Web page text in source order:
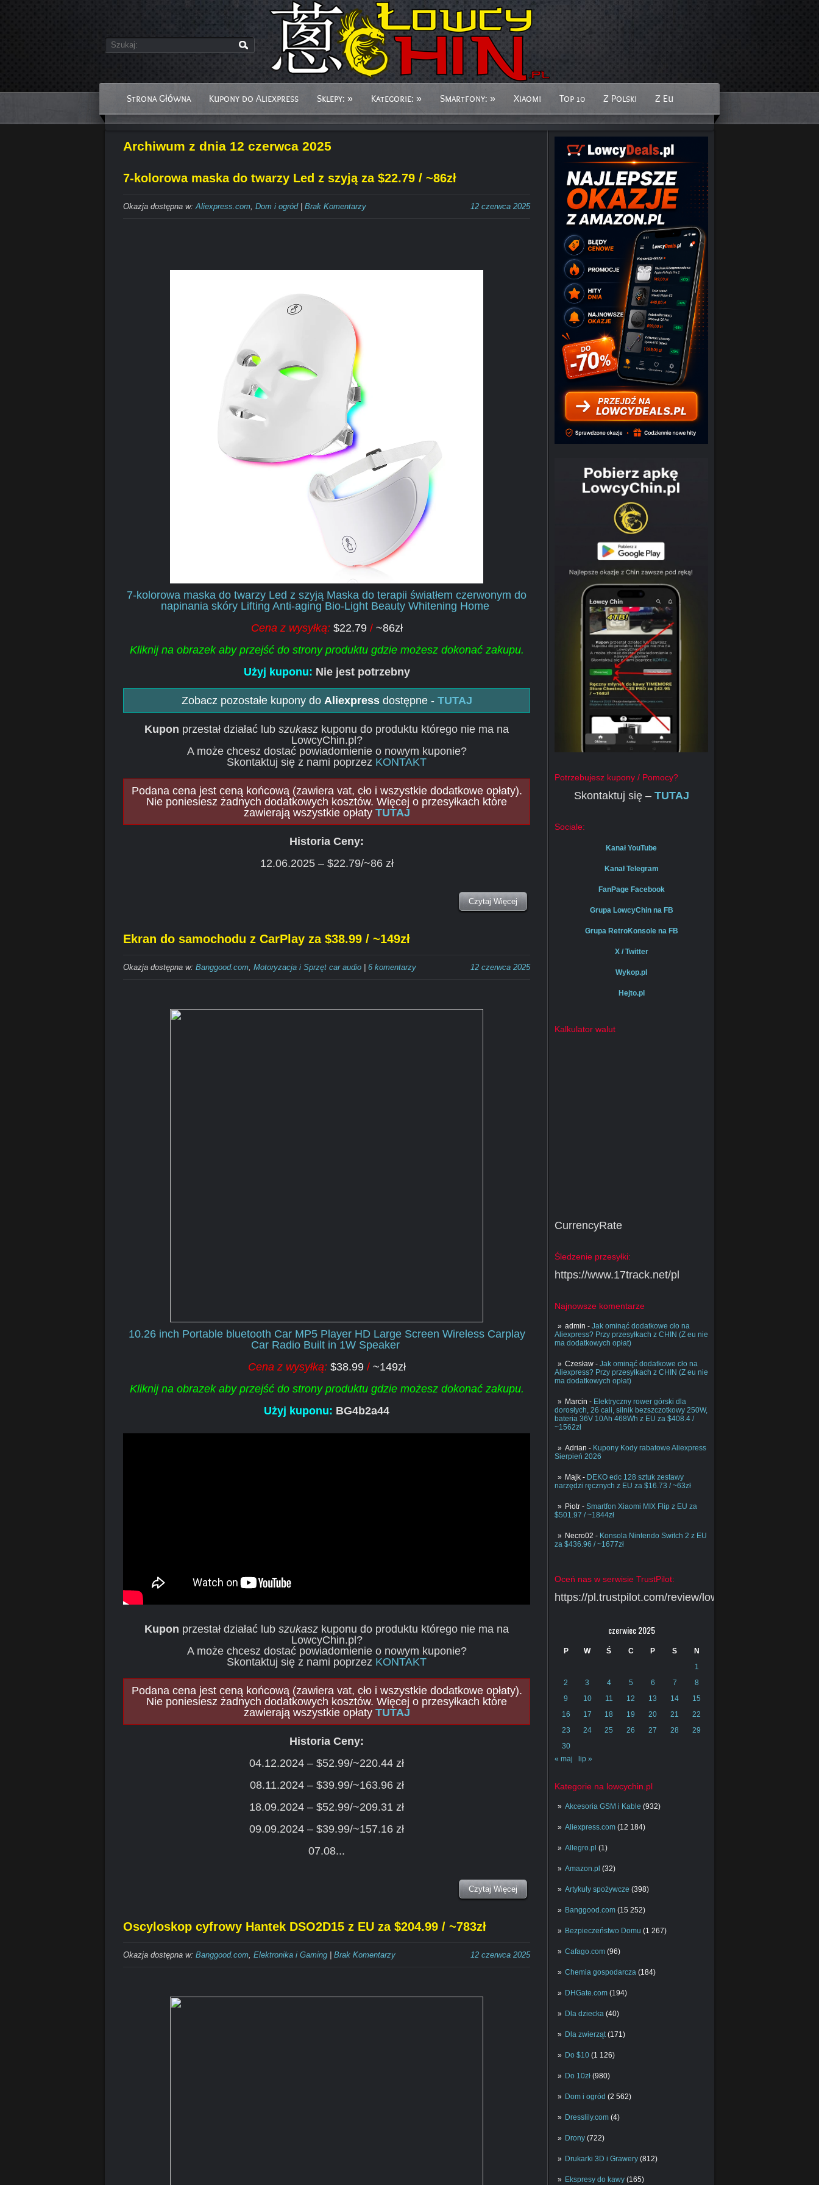
Strona Główna Kupony do Aliexpress Sklepy: » Kategorie: » Smartfony: » Xiaomi Top 10 Z Polski Z Eu
Potrzebujesz kupony / Pomocy?
Skontaktuj się – TUTAJ
Sociale:
Kanał YouTube
Kanał Telegram
FanPage Facebook
Grupa LowcyChin na FB
Grupa RetroKonsole na FB
X / Twitter
Wykop.pl
Hejto.pl
Kalkulator walut
CurrencyRate
Śledzenie przesyłki:
https://www.17track.net/pl
Najnowsze komentarze
admin - Jak ominąć dodatkowe cło na
Aliexpress? Przy przesyłkach z CHIN (Z eu nie
ma dodatkowych opłat)
Czesław - Jak ominąć dodatkowe cło na
Aliexpress? Przy przesyłkach z CHIN (Z eu nie
ma dodatkowych opłat)
Marcin - Elektryczny rower górski dla
dorosłych, 26 cali, silnik bezszczotkowy 250W,
bateria 36V 10Ah 468Wh z EU za $408.4 /
~1562zł
Adrian - Kupony Kody rabatowe Aliexpress
Sierpień 2026
Majk - DEKO edc 128 sztuk zestawy
narzędzi ręcznych z EU za $16.73 / ~63zł
Piotr - Smartfon Xiaomi MIX Flip z EU za
$501.97 / ~1844zł
Necro02 - Konsola Nintendo Switch 2 z EU
za $436.96 / ~1677zł
Oceń nas w serwisie TrustPilot:
https://pl.trustpilot.com/review/lowcychin.pl
czerwiec 2025
P W Ś C P S
N
1
2
3 4 5 6 7
8
9
10 11 12 13 14
15
16
17 18 19 20 21
22
23
24 25 26 27 28
29
30
« maj
lip »
Kategorie na lowcychin.pl
Akcesoria GSM i Kable (932)
Aliexpress.com (12 184)
Allegro.pl (1)
Amazon.pl (32)
Artykuły spożywcze (398)
Banggood.com (15 252)
Bezpieczeństwo Domu (1 267)
Cafago.com (96)
Chemia gospodarcza (184)
DHGate.com (194)
Dla dziecka (40)
Dla zwierząt(171)
Do $10 (1 126)
Do 10zł (980)
Dom i ogród (2 562)
Dresslily.com (4)
Drony (722)
Drukarki 3D i Grawery (812)
Ekspresy do kawy (165)
Archiwum z dnia 12 czerwca 2025
7-kolorowa maska do twarzy Led z szyją za $22.79 / ~86zł
12 czerwca 2025
Okazja dostępna w:Aliexpress.com, Dom i ogród| Brak Komentarzy
7-kolorowa maska do twarzy Led z szyją Maska do terapii światłem czerwonym do
napinania skóry Lifting Anti-aging Bio-Light Beauty Whitening Home
Cena z wysyłką: $22.79 / ~86zł
Kliknij na obrazek aby przejść do strony produktu gdzie możesz dokonać zakupu.
Użyj kuponu: Nie jest potrzebny
Zobacz pozostałe kupony do Aliexpressdostępne - TUTAJ
Kupon przestał działać lub szukasz kuponu do produktu którego nie ma na
LowcyChin.pl?
A może chcesz dostać powiadomienie o nowym kuponie?
Skontaktuj się z nami poprzez KONTAKT
Podana cena jest ceną końcową (zawiera vat, cło i wszystkie dodatkowe opłaty).
Nie poniesiesz żadnych dodatkowych kosztów. Więcej o przesyłkach które
zawierają wszystkie opłaty TUTAJ
Historia Ceny:
12.06.2025 – $22.79/~86 zł
Czytaj Więcej
Ekran do samochodu z CarPlay za $38.99 / ~149zł
12 czerwca 2025
Okazja dostępna w: Banggood.com, Motoryzacja i Sprzęt car audio 6 komentarzy
10.26 inch Portable bluetooth Car MP5 Player HD Large Screen Wireless Carplay
Car Radio Built in 1W Speaker
Cena z wysyłką: $38.99 / ~149zł
Kliknij na obrazek aby przejść do strony produktu gdzie możesz dokonać zakupu.
Użyj kuponu: BG4b2a44
Kupon przestał działać lub szukasz kuponu do produktu którego nie ma na
LowcyChin.pl?
A może chcesz dostać powiadomienie o nowym kuponie?
Skontaktuj się z nami poprzez KONTAKT
Podana cena jest ceną końcową (zawiera vat, cło i wszystkie dodatkowe opłaty).
Nie poniesiesz żadnych dodatkowych kosztów. Więcej o przesyłkach które
zawierają wszystkie opłaty TUTAJ
Historia Ceny:
04.12.2024 – $52.99/~220.44 zł
08.11.2024 – $39.99/~163.96 zł
18.09.2024 – $52.99/~209.31 zł
09.09.2024 – $39.99/~157.16 zł
07.08...
Czytaj Więcej
Oscyloskop cyfrowy Hantek DSO2D15 z EU za $204.99 / ~783zł
12 czerwca 2025
Okazja dostępna w: Banggood.com, Elektronika i Gaming Brak Komentarzy